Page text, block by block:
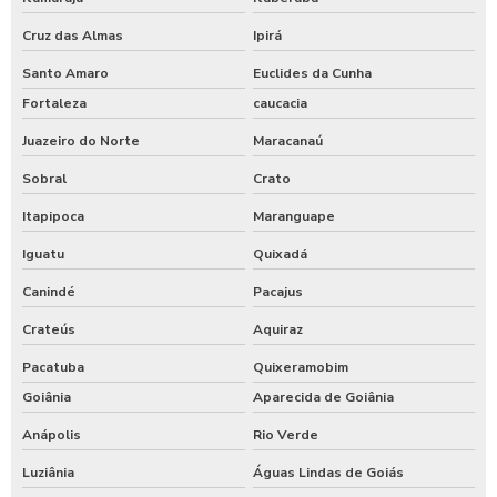
Cruz das Almas Ipirá
Santo Amaro
Euclides da Cunha
Fortaleza
caucacia
Juazeiro do Norte Maracanaú
Sobral Crato
Itapipoca Maranguape
Iguatu Quixadá
Canindé Pacajus
Crateús Aquiraz
Pacatuba
Quixeramobim
Goiânia
Aparecida de Goiânia
Anápolis Rio Verde
Luziânia Águas Lindas de Goiás